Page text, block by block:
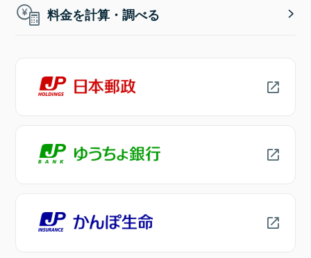
料金を計算・調べる